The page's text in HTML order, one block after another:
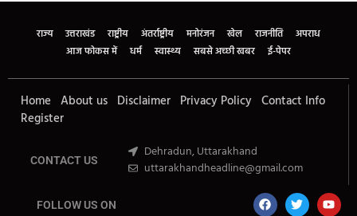
राज्य उत्तराखंड राष्ट्रीय अंतर्राष्ट्रीय मनोरंजन खेल राजनीति
अपराध
आज फोकस में
धर्म स्वास्थ्य सबसे अच्छी खबर ई-पेपर
Home About us Disclaimer Privacy Policy Contact Info
Register
CONTACT US
Dehradun, Uttarakhand
uttarakhandheadline@gmail.com
FOLLOW US ON